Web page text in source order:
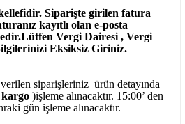
Siparişte girilen fatura
kayıtlı olan e-posta
Vergi Dairesi , Vergi
Eksiksiz Giriniz.
siparişleriniz ürün detayında
kargo )işleme alınacaktır. 15:00’ den
gün işleme alınacaktır.